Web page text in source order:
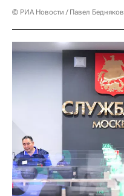
© РИА Новости / Павел Бедняков